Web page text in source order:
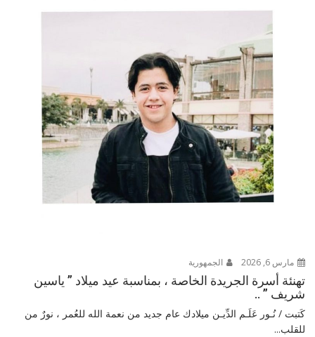
مارس 6, 2026 الجمهورية
تهنئة أسرة الجريدة الخاصة ، بمناسبة عيد ميلاد ” ياسين
شريف ” ..
كَتبت / نُـور عَلَـم الدِّيـن ميلادك عام جديد من نعمة الله للعُمر ، نورٌ من
للقلب...